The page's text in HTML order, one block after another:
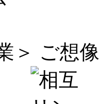
＞ ご想